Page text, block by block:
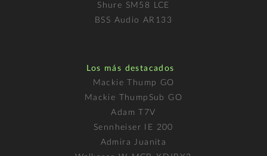
Shure SM58 LCE
BSS Audio AR133
Los más destacados
Mackie Thump GO
Mackie ThumpSub GO
Adam T7V
Sennheiser IE 200
Admira Juanita